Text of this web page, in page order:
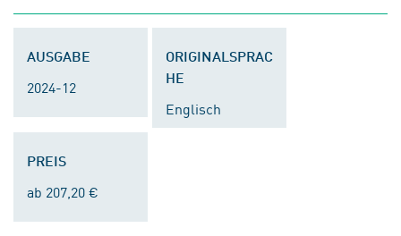
AUSGABE
2024-12
ORIGINALSPRAC
HE
Englisch
PREIS
ab 207,20 €